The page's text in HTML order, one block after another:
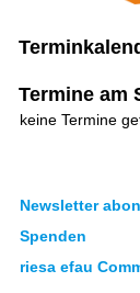
Termine am
keine Termine
Newsletter
Spenden
riesa efau